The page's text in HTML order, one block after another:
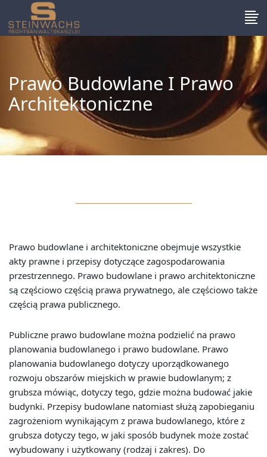
Prawo Budowlane I Prawo
Architektoniczne
Prawo budowlane i architektoniczne obejmuje wszystkie
akty prawne i przepisy dotyczące zagospodarowania
przestrzennego. Prawo budowlane i prawo architektoniczne
są częściowo częścią prawa prywatnego, ale częściowo także
częścią prawa publicznego.
Publiczne prawo budowlane można podzielić na prawo
planowania budowlanego i prawo budowlane. Prawo
planowania budowlanego dotyczy uporządkowanego
rozwoju obszarów miejskich w prawie budowlanym; z
grubsza mówiąc, dotyczy tego, gdzie można budować jakie
budynki. Przepisy budowlane natomiast służą zapobieganiu
zagrożeniom wynikającym z prawa budowlanego, które z
grubsza dotyczy tego, w jaki sposób budynek może zostać
wybudowany i użytkowany (rodzaj i zakres). Do